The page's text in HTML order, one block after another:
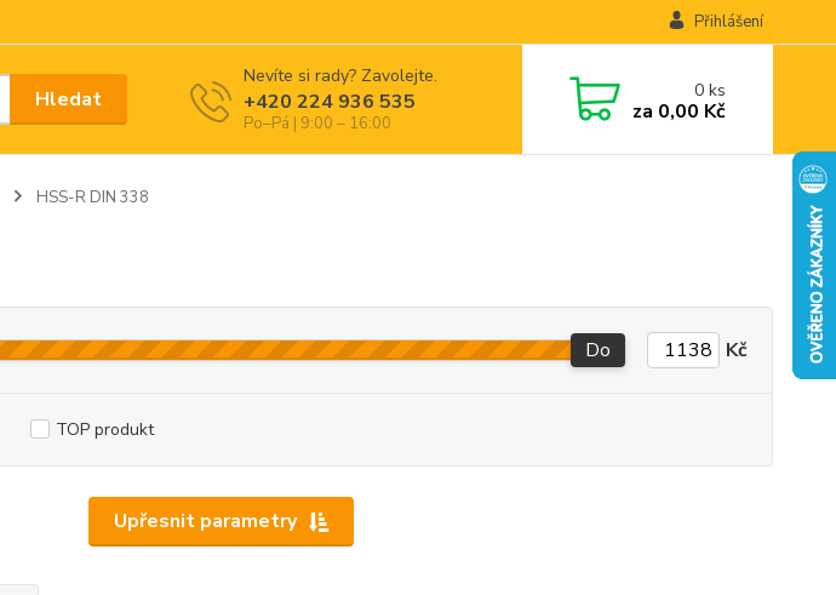
Přihlášení
Hledat
Nevíte si rady? Zavolejte.
+420 224 936 535
Po–Pá | 9:00 – 16:00
0ks
za 0,00 Kč
HSS-R DIN 338
Upřesnit parametry
Do Kč
TOP produkt